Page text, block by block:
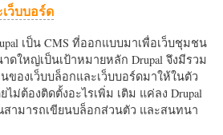
ว็บบอร์ด
เป็น CMS ที่ออกแบบมาเพื่อเว็บชุมชน
ดใหญ่เป็นเป้าหมายหลัก Drupal จึงมีรวม
ของเว็บบล็อกและเว็บบอร์ดมาให้ในตัว
ไม่ต้องติดตั้งอะไรเพิ่ม เติม แค่ลง Drupal
ามารถเขียนบล็อกส่วนตัว และสนทนา